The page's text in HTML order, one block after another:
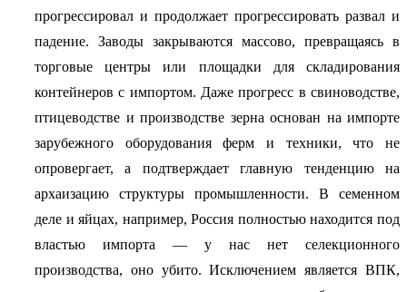
прогрессировал и продолжает прогрессировать развал и
падение. Заводы закрываются массово, превращаясь в
торговые центры или площадки для складирования
контейнеров с импортом. Даже прогресс в свиноводстве,
птицеводстве и производстве зерна основан на импорте
зарубежного оборудования ферм и техники, что не
опровергает, а подтверждает главную тенденцию на
архаизацию структуры промышленности. В семенном
деле и яйцах, например, Россия полностью находится под
властью импорта — у нас нет селекционного
производства, оно убито. Исключением является ВПК,